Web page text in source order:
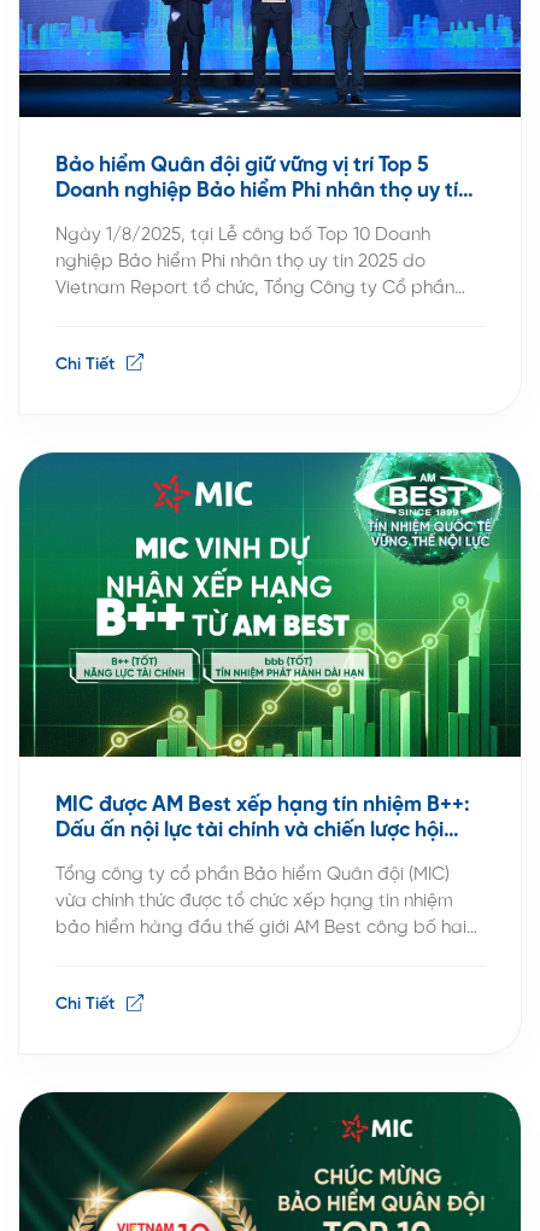
Bảo hiểm Quân đội giữ vững vị trí Top 5
Doanh nghiệp Bảo hiểm Phi nhân thọ uy tín
Ngày 1/8/2025, tại Lễ công bố Top 10 Doanh
nghiệp Bảo hiểm Phi nhân thọ uy tín 2025 do
Vietnam Report tổ chức, Tổng Công ty Cổ phần
lực tài chính và chiến lược […]
Chi Tiết
MIC được AM Best xếp hạng tín nhiệm B++:
Dấu ấn nội lực tài chính và chiến lược hội
Tổng công ty cổ phần Bảo hiểm Quân đội (MIC)
vừa chính thức được tổ chức xếp hạng tín nhiệm
bảo hiểm hàng đầu thế giới AM Best công bố hai
(Tốt) về tín nhiệm […]
Chi Tiết